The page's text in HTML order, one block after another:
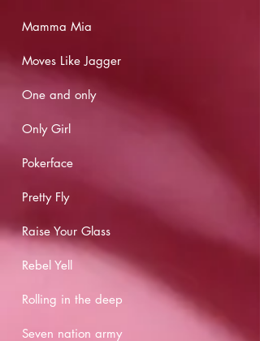
Mamma Mia
Moves Like Jagger
One and only
Only Girl
Pokerface
Pretty Fly
Raise Your Glass
Rebel Yell
Rolling in the deep
Seven nation army